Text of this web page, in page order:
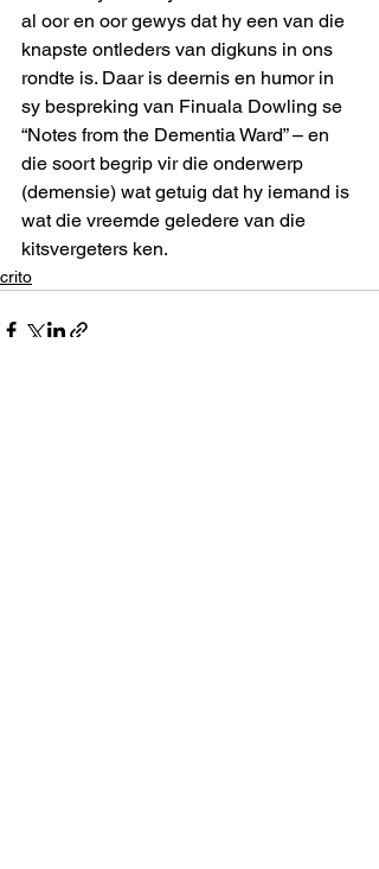
al oor en oor gewys dat hy een van die
knapste ontleders van digkuns in ons
rondte is. Daar is deernis en humor in
sy bespreking van Finuala Dowling se
“Notes from the Dementia Ward” – en
die soort begrip vir die onderwerp
(demensie) wat getuig dat hy iemand is
wat die vreemde geledere van die
kitsvergeters ken.
crito